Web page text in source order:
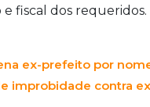
fiscal dos requeridos.
ex-prefeito por
improbidade contra